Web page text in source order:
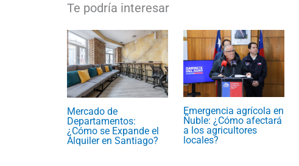
Mercado de
Departamentos:
¿Cómo se Expande el
Alquiler en Santiago?
Emergencia agrícola en
Ñuble: ¿Cómo afectará
a los agricultores
locales?